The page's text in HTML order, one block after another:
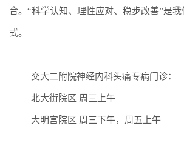
合。 “科学认知、 理性应对、 稳步改善”是我
式。
交大二附院神经内科头痛专病门诊：
北大街院区 周三上午
大明宫院区 周三下午，周五上午